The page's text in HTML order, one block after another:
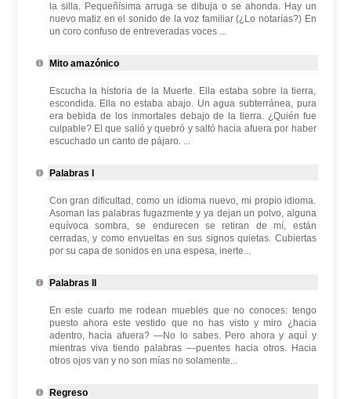
la silla. Pequeñísima arruga se dibuja o se ahonda. Hay un
nuevo matiz en el sonido de la voz familiar (¿Lo notarías?) En
un coro confuso de entreveradas voces ...
Mito amazónico
Escucha la historia de la Muerte. Ella estaba sobre la tierra,
escondida. Ella no estaba abajo. Un agua subterránea, pura
era bebida de los inmortales debajo de la tierra. ¿Quién fue
culpable? El que salió y quebró y saltó hacia afuera por haber
escuchado un canto de pájaro. ...
Palabras I
Con gran dificultad, como un idioma nuevo, mi propio idioma.
Asoman las palabras fugazmente y ya dejan un polvo, alguna
equívoca sombra, se endurecen se retiran de mí, están
cerradas, y como envueltas en sus signos quietas. Cubiertas
por su capa de sonidos en una espesa, inerte...
Palabras II
En este cuarto me rodean muebles que no conoces: tengo
puesto ahora este vestido que no has visto y miro ¿hacia
adentro, hacia afuera? —No lo sabes. Pero ahora y aquí y
mientras viva tiendo palabras —puentes hacia otros. Hacia
otros ojos van y no son mías no solamente...
Regreso